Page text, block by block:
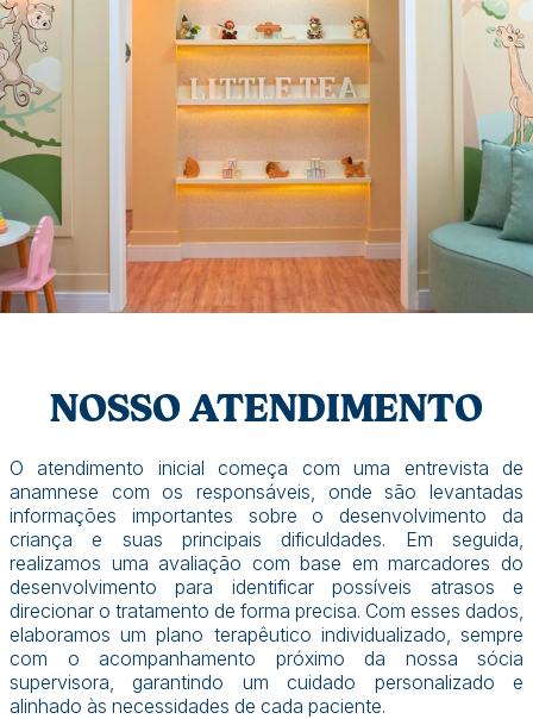
NOSSO ATENDIMENTO
O atendimento inicial começa com uma entrevista de
anamnese com os responsáveis, onde são levantadas
informações importantes sobre o desenvolvimento da
criança e suas principais dificuldades. Em seguida,
realizamos uma avaliação com base em marcadores do
desenvolvimento para identificar possíveis atrasos e
direcionar o tratamento de forma precisa. Com esses dados,
elaboramos um plano terapêutico individualizado, sempre
com o acompanhamento próximo da nossa sócia
supervisora, garantindo um cuidado personalizado e
alinhado às necessidades de cada paciente.